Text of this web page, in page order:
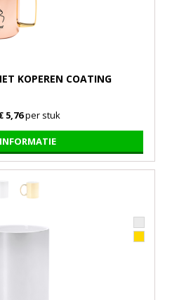
KOPEREN COATING
5,76per stuk